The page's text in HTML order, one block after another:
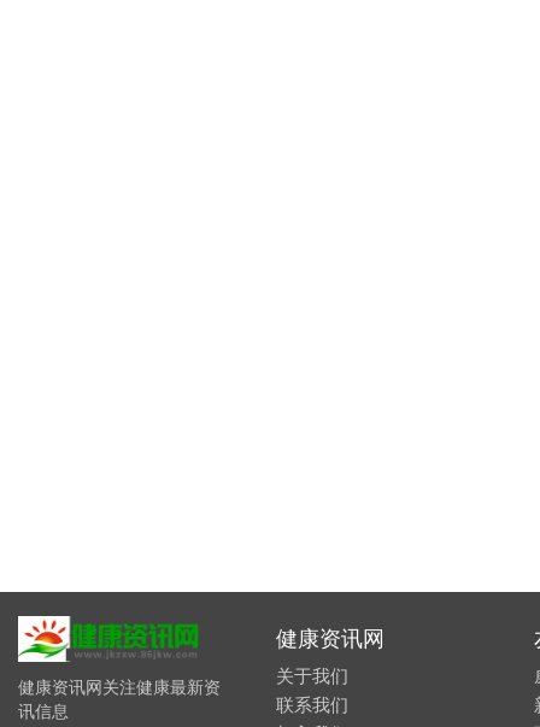
健康资讯网关注健康最新资
讯信息
健康资讯网
关于我们
联系我们